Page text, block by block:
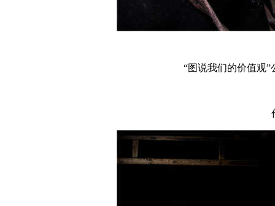
“图说我们的价值观